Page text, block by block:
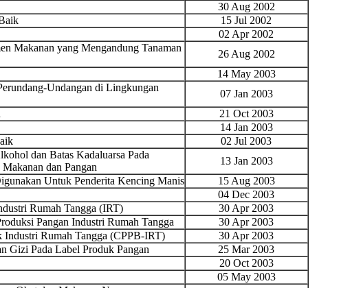
30 Aug 2002
15 Jul 2002
02 Apr 2002
Makanan yang Mengandung Tanaman
26 Aug 2002
14 May 2003
Undangan di Lingkungan
07 Jan 2003
21 Oct 2003
14 Jan 2003
02 Jul 2003
dan Batas Kadaluarsa Pada
dan Pangan
13 Jan 2003
Untuk Penderita Kencing Manis
15 Aug 2003
04 Dec 2003
Rumah Tangga (IRT)
30 Apr 2003
Pangan Industri Rumah Tangga
30 Apr 2003
Industri Rumah Tangga (CPPB-IRT)
30 Apr 2003
Gizi Pada Label Produk Pangan
25 Mar 2003
20 Oct 2003
05 May 2003